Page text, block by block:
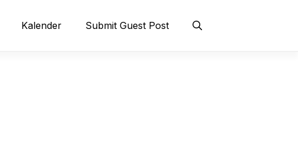
Kalender Submit Guest Post